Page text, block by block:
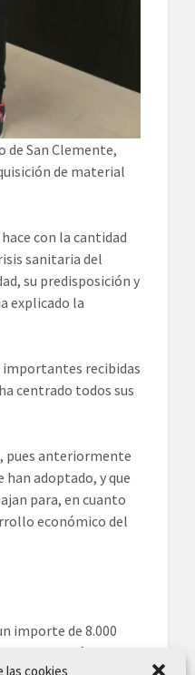
las cookies
de San Clemente,
de material
con la cantidad
sanitaria del
su predisposición y
explicado la
importantes recibidas
centrado todos sus
pues anteriormente
adoptado, y que
para, en cuanto
económico del
importe de 8.000
adquirirá